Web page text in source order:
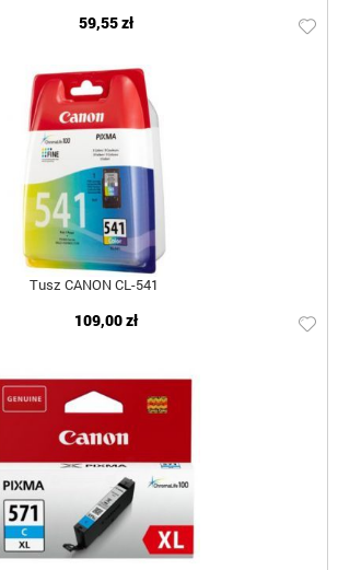
59,55 zł
Tusz CANON CL-541
109,00 zł